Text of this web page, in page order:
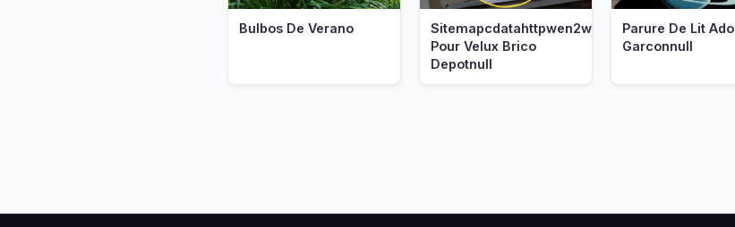
Bulbos De Verano
Sitemapcdatahttpwen2windecoocomstore
Pour Velux Brico
Depotnull
Parure De Lit Ado
Garconnull